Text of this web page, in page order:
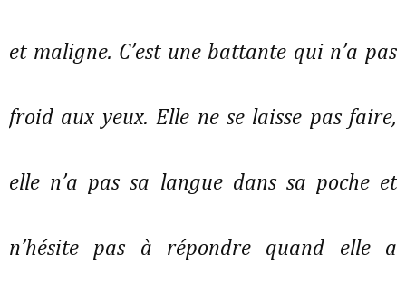
et maligne. C’est une battante qui n’a pas
froid aux yeux. Elle ne se laisse pas faire,
elle n’a pas sa langue dans sa poche et
n’hésite pas à répondre quand elle a